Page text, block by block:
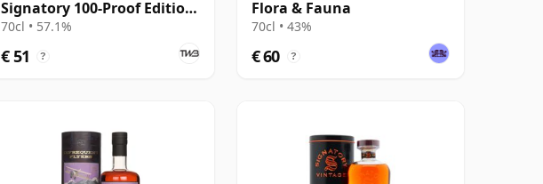
Signatory 100-Proof Edition
#37
70cl • 57.1%
€ 51 ?
Flora & Fauna
70cl • 43%
€ 60 ?